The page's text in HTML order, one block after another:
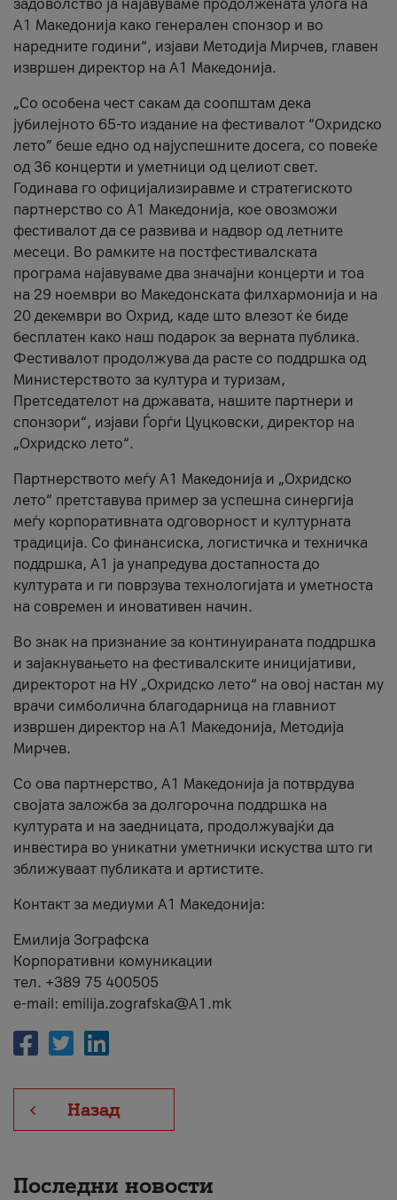
задоволство ја најавуваме продолжената улога на
A1 Македонија како генерален спонзор и во
наредните години“, изјави Методија Мирчев, главен
извршен директор на A1 Македонија.
„Со особена чест сакам да соопштам дека
јубилејното 65-то издание на фестивалот “Охридско
лето” беше едно од најуспешните досега, со повеќе
од 36 концерти и уметници од целиот свет.
Годинава го официјализиравме и стратегиското
партнерство со А1 Македонија, кое овозможи
фестивалот да се развива и надвор од летните
месеци. Во рамките на постфестивалската
програма најавуваме два значајни концерти и тоа
на 29 ноември во Македонската филхармонија и на
20 декември во Охрид, каде што влезот ќе биде
бесплатен како наш подарок за верната публика.
Фестивалот продолжува да расте со поддршка од
Министерството за култура и туризам,
Претседателот на државата, нашите партнери и
спонзори“, изјави Ѓорѓи Цуцковски, директор на
„Охридско лето“.
Партнерството меѓу A1 Македонија и „Охридско
лето“ претставува пример за успешна синергија
меѓу корпоративната одговорност и културната
традиција. Со финансиска, логистичка и техничка
поддршка, A1 ја унапредува достапноста до
културата и ги поврзува технологијата и уметноста
на современ и иновативен начин.
Во знак на признание за континуираната поддршка
и зајакнувањето на фестивалските иницијативи,
директорот на НУ „Охридско лето“ на овој настан му
врачи симболична благодарница на главниот
извршен директор на A1 Македонија, Методија
Мирчев.
Со ова партнерство, A1 Македонија ја потврдува
својата заложба за долгорочна поддршка на
културата и на заедницата, продолжувајќи да
инвестира во уникатни уметнички искуства што ги
зближуваат публиката и артистите.
Контакт за медиуми А1 Македонија:
Емилија Зографска
Корпоративни комуникации
тел. +389 75 400505
e-mail: emilija.zografska@A1.mk
Назад
Последни новости